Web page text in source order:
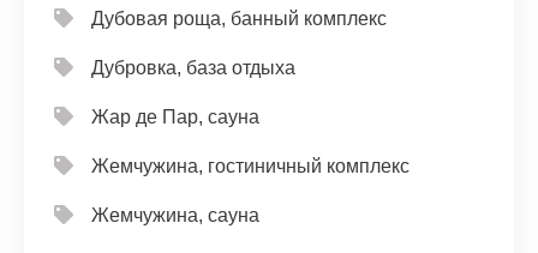
Дубовая роща, банный комплекс
Дубровка, база отдыха
Жар де Пар, сауна
Жемчужина, гостиничный комплекс
Жемчужина, сауна